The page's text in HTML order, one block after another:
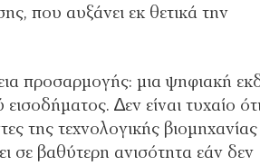
που αυξάνει εκ θετικά την
προσαρµογής: µια ψηφιακή
∆εν είναι τυχαίο
της τεχνολογικής βιοµηχανίας
σε βαθύτερη ανισότητα εάν δεν